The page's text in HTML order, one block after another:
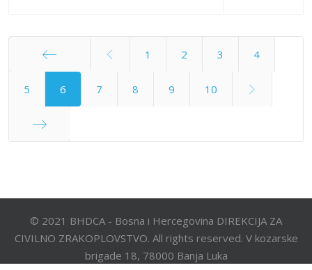
Početak
1 2 3 4
5 6 7 8 9 10
© 2021 BHDCA - Bosna i Hercegovina DIREKCIJA ZA
CIVILNO ZRAKOPLOVSTVO. All rights reserved. V kozarske
brigade 18, 78000 Banja Luka